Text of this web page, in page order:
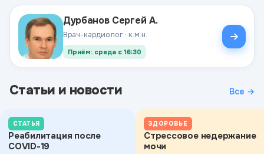
Дурбанов Сергей А.
Врач-кардиолог · к.м.н.
Приём: среда с 16:30
Статьи и новости Все →
СТАТЬЯ
Реабилитация после
COVID-19
ЗДОРОВЬЕ
Стрессовое недержание
мочи